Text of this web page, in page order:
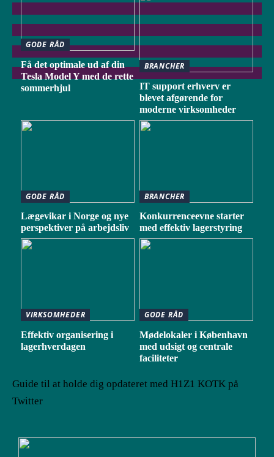
GODE RÅD
Få det optimale ud af din
Tesla Model Y med de rette
sommerhjul
BRANCHER
IT support erhverv er
blevet afgørende for
moderne virksomheder
GODE RÅD
Lægevikar i Norge og nye
perspektiver på arbejdsliv
BRANCHER
Konkurrenceevne starter
med effektiv lagerstyring
VIRKSOMHEDER
Effektiv organisering i
lagerhverdagen
GODE RÅD
Mødelokaler i København
med udsigt og centrale
faciliteter
Guide til at holde dig opdateret med H1Z1 KOTK på
Twitter